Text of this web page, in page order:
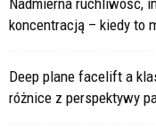
koncentracją – kiedy to
Deep plane facelift a
różnice z perspektywy